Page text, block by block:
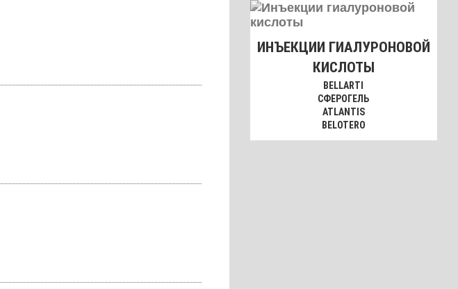
ИНЪЕКЦИИ ГИАЛУРОНОВОЙ
КИСЛОТЫ
BELLARTI
СФЕРОГЕЛЬ
ATLANTIS
BELOTERO